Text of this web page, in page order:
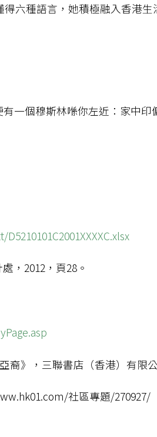
六種語言，她積極融入香港
一個穆斯林喺你左近：家中印
，2012，頁28。
》，三聯書店（香港）有限公
社區專題/270927/